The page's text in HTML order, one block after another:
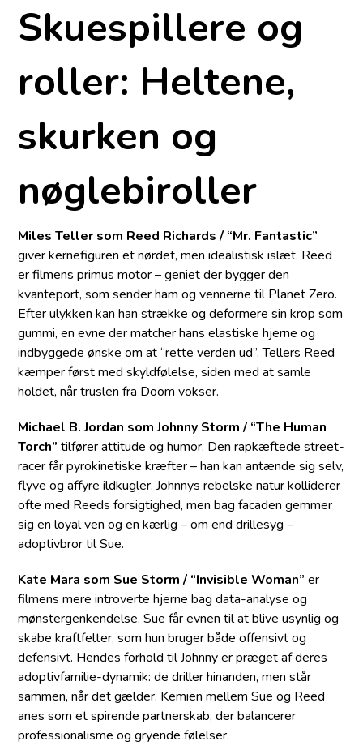
Skuespillere og
roller: Heltene,
skurken og
nøglebiroller
Miles Teller som Reed Richards / “Mr. Fantastic”
giver kernefiguren et nørdet, men idealistisk islæt. Reed
er filmens primus motor – geniet der bygger den
kvanteport, som sender ham og vennerne til Planet Zero.
Efter ulykken kan han strække og deformere sin krop som
gummi, en evne der matcher hans elastiske hjerne og
indbyggede ønske om at “rette verden ud”. Tellers Reed
kæmper først med skyldfølelse, siden med at samle
holdet, når truslen fra Doom vokser.
Michael B. Jordan som Johnny Storm / “The Human
Torch” tilfører attitude og humor. Den rapkæftede street-
racer får pyrokinetiske kræfter – han kan antænde sig selv,
flyve og affyre ildkugler. Johnnys rebelske natur kolliderer
ofte med Reeds forsigtighed, men bag facaden gemmer
sig en loyal ven og en kærlig – om end drillesyg –
adoptivbror til Sue.
Kate Mara som Sue Storm / “Invisible Woman” er
filmens mere introverte hjerne bag data-analyse og
mønster­genkendelse. Sue får evnen til at blive usynlig og
skabe kraftfelter, som hun bruger både offensivt og
defensivt. Hendes forhold til Johnny er præget af deres
adoptivfamilie-dynamik: de driller hinanden, men står
sammen, når det gælder. Kemien mellem Sue og Reed
anes som et spirende partnerskab, der balancerer
professionalisme og gryende følelser.